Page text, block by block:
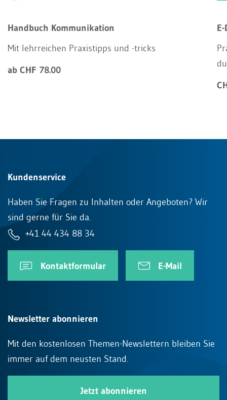
Handbuch Kommunikation
Mit lehrreichen Praxistipps und -tricks
ab CHF 78.00
Kundenservice
Haben Sie Fragen zu Inhalten oder Angeboten? Wir
sind gerne für Sie da.
+41 44 434 88 34
Kontaktformular E-Mail
Newsletter abonnieren
Mit den kostenlosen Themen-Newslettern bleiben Sie
immer auf dem neusten Stand.
Jetzt abonnieren